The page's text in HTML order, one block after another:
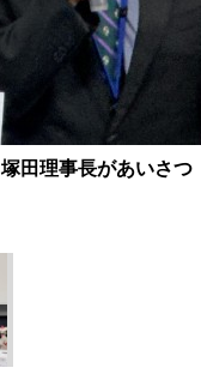
塚田理事長があいさつ